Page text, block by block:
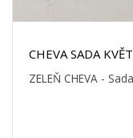
CHEVA SADA
ZELEŇ CHEVA -